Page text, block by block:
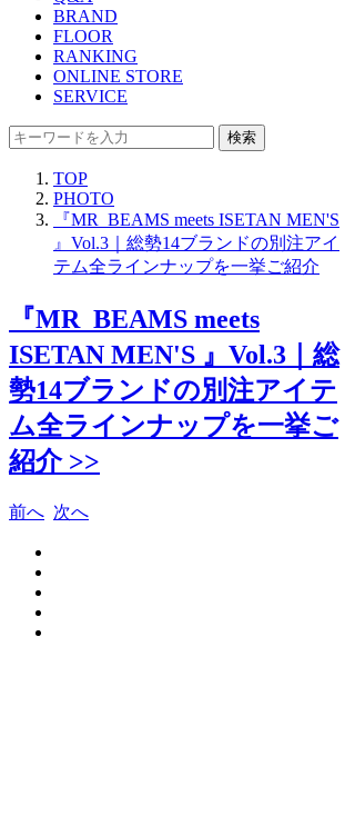
BRAND
FLOOR
RANKING
ONLINE STORE
SERVICE
検索
TOP
PHOTO
『MR_BEAMS meets ISETAN MEN'S
』Vol.3｜総勢14ブランドの別注アイ
テム全ラインナップを一挙ご紹介
『MR_BEAMS meets
ISETAN MEN'S 』Vol.3｜総
勢14ブランドの別注アイテ
ム全ラインナップを一挙ご
紹介 >>
前へ 次へ